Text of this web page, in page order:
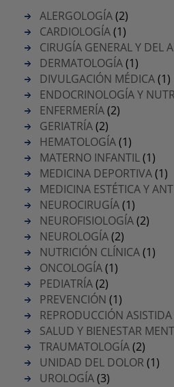
ALERGOLOGÍA(2)
CARDIOLOGÍA(1)
CIRUGÍA GENERAL Y DEL
DERMATOLOGÍA(1)
DIVULGACIÓN MÉDICA(1)
ENDOCRINOLOGÍA Y
ENFERMERÍA(2)
GERIATRÍA(2)
HEMATOLOGÍA(1)
MATERNO INFANTIL(1)
MEDICINA DEPORTIVA(1)
MEDICINA ESTÉTICA Y
NEUROCIRUGÍA(1)
NEUROFISIOLOGÍA(2)
NEUROLOGÍA(2)
NUTRICIÓN CLÍNICA(1)
ONCOLOGÍA(1)
PEDIATRÍA(2)
PREVENCIÓN (1)
REPRODUCCIÓN ASISTIDA
SALUD Y BIENESTAR
TRAUMATOLOGÍA(2)
UNIDAD DEL DOLOR(1)
UROLOGÍA(3)